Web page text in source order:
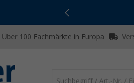
Über 100 Fachmärkte in Europa